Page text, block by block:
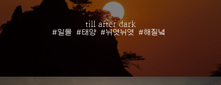
till after dark
#일몰 #태양 #뉘엿뉘엿 #해질녘